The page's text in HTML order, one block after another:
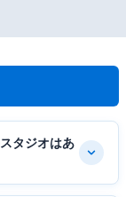
タジオはあ